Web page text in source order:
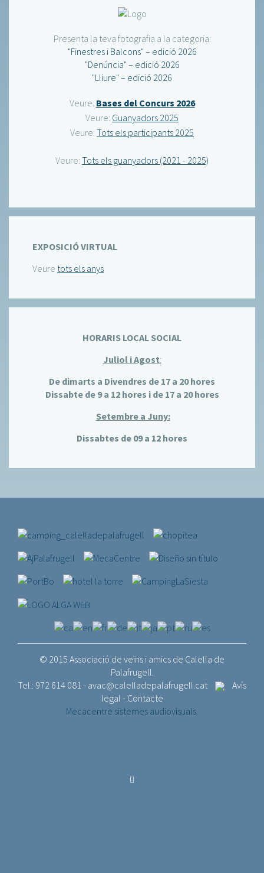
Presenta la teva fotografia a la categoria:
"Finestres i Balcons" – edició 2026
"Denúncia" – edició 2026
"Lliure" – edició 2026
Veure: Bases del Concurs 2026
Veure: Guanyadors 2025
Veure: Tots els participants 2025
Veure: Tots els guanyadors (2021 - 2025)
EXPOSICIÓ VIRTUAL
Veure tots els anys
HORARIS LOCAL SOCIAL
Juliol i Agost:
De dimarts a Divendres de 17 a 20 hores
Dissabte de 9 a 12 hores i de 17 a 20 hores
Setembre a Juny:
Dissabtes de 09 a 12 hores
© 2015 Associació de veïns i amics de Calella de
Palafrugell.
Tel.: 972 614 081 - avac@calelladepalafrugell.cat
Avís
legal - Contacte
Mecacentre sistemes audiovisuals.